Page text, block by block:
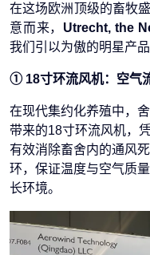
在这场欧洲顶级的畜牧
意而来， Utrecht, the
我们引以为傲的明星产
① 18寸环流风机：空气
在现代集约化养殖中，
带来的18寸环流风机，
有效消除畜舍内的通风
环，保证温度与空气质
长环境。